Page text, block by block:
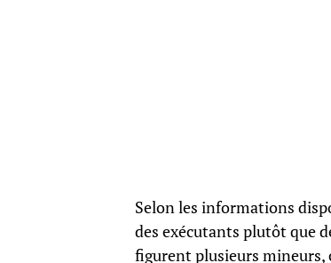
Selon les informations
des exécutants plutôt que
figurent plusieurs mineurs,